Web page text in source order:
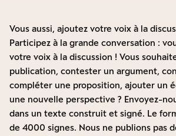
Vous aussi, ajoutez votre voix à la
Participez à la grande conversation :
votre voix à la discussion ! Vous
publication, contester un argument,
compléter une proposition, ajouter un
une nouvelle perspective ? Envoyez-
dans un texte construit et signé. Le
de 4000 signes. Nous ne publions pas